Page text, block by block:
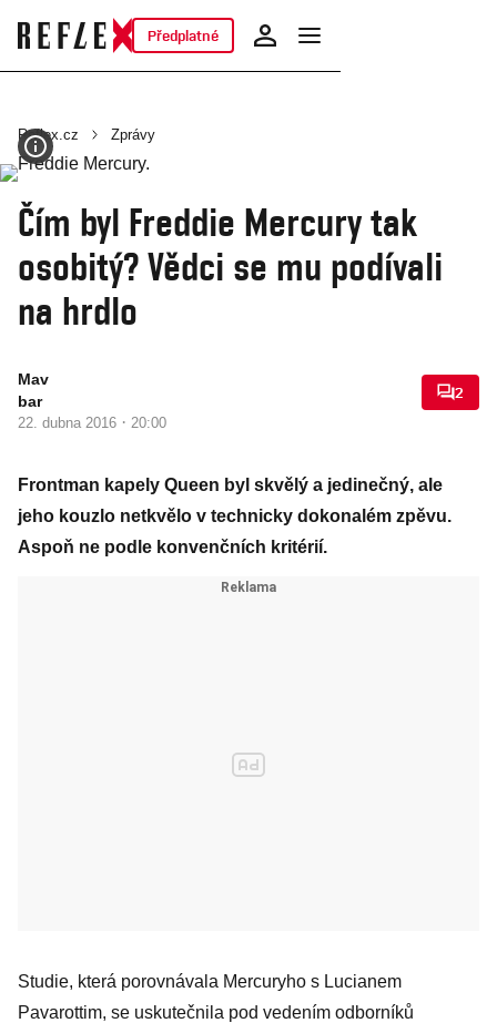
Předplatné
Reflex.cz Zprávy
Čím byl Freddie Mercury tak
osobitý? Vědci se mu podívali
na hrdlo
Mav
bar
22. dubna 2016 · 20:00
2
Frontman kapely Queen byl skvělý a jedinečný, ale
jeho kouzlo netkvělo v technicky dokonalém zpěvu.
Aspoň ne podle konvenčních kritérií.
Studie, která porovnávala Mercuryho s Lucianem
Pavarottim, se uskutečnila pod vedením odborníků